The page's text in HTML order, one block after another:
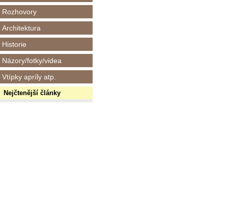
Rozhovory
Architektura
Historie
Názory/fotky/videa
Vtípky apríly atp.
Nejčtenější články